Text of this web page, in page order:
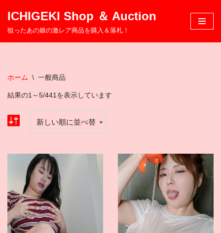
コ
ツ
ス
ッ
ICHIGEKI Shop ＆ Auction
狙ったあの娘の激レア商品を購入＆落札！
ホーム \ 一般商品
結果の1～5/441を表示しています